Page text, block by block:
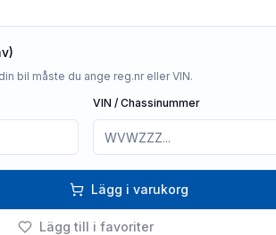
bil måste du ange reg.nr eller VIN.
VIN / Chassinummer
Lägg i varukorg
Lägg till i favoriter